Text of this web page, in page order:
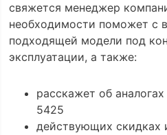
свяжется менеджер
необходимости поможет с
подходящей модели под
эксплуатации, а также:
расскажет об
5425
действующих скидках